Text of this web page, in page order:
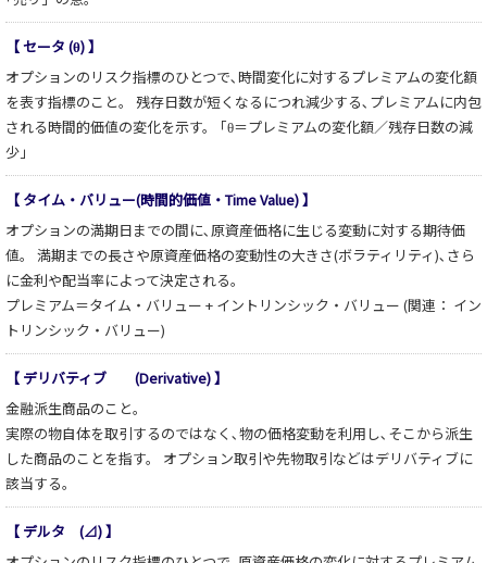
【 セータ (θ) 】
オプションのリスク指標のひとつで､時間変化に対するプレミアムの変化額
を表す指標のこと。 残存日数が短くなるにつれ減少する､プレミアムに内包
される時間的価値の変化を示す。 ｢θ＝プレミアムの変化額／残存日数の減
少」
【 タイム・バリュー(時間的価値・Time Value) 】
オプションの満期日までの間に､原資産価格に生じる変動に対する期待価
値。 満期までの長さや原資産価格の変動性の大きさ(ボラティリティ)､さら
に金利や配当率によって決定される。
プレミアム＝タイム・バリュー + イントリンシック・バリュー (関連： イン
トリンシック・バリュー)
【 デリバティブ (Derivative) 】
金融派生商品のこと。
実際の物自体を取引するのではなく､物の価格変動を利用し､そこから派生
した商品のことを指す。 オプション取引や先物取引などはデリバティブに
該当する。
【 デルタ (⊿) 】